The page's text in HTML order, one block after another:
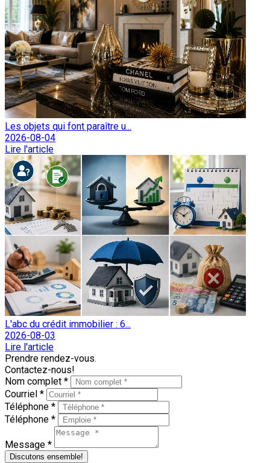
Les objets qui font paraître u...
2026-08-04
Lire l'article
L'abc du crédit immobilier : 6...
2026-08-03
Lire l'article
Prendre rendez-vous.
Contactez-nous!
Nom complet *
Courriel *
Téléphone *
Téléphone *
Message *
Discutons ensemble!